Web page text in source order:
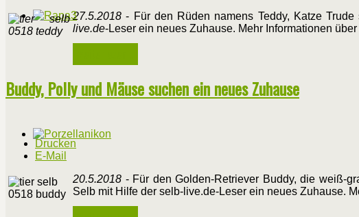
27.5.2018 - Für den Rüden namens Teddy, Katze
live.de-Leser ein neues Zuhause. Mehr Informationen
Buddy, Polly und Mäuse suchen ein neues Zuhause
Drucken
E-Mail
20.5.2018 - Für den Golden-Retriever Buddy, die weiß-
Selb mit Hilfe der selb-live.de-Leser ein neues Zuhause.